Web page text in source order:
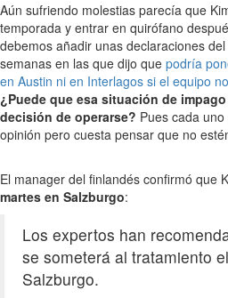
Aún sufriendo molestias parecía que
temporada y entrar en quirófano
debemos añadir unas declaraciones
semanas en las que dijo que podría
en Austin ni en Interlagos si el equipo
¿Puede que esa situación de
decisión de operarse? Pues cada
opinión pero cuesta pensar que no
El manager del finlandés confirmó que
martes en Salzburgo:
Los expertos han
se someterá al tratamiento
Salzburgo.